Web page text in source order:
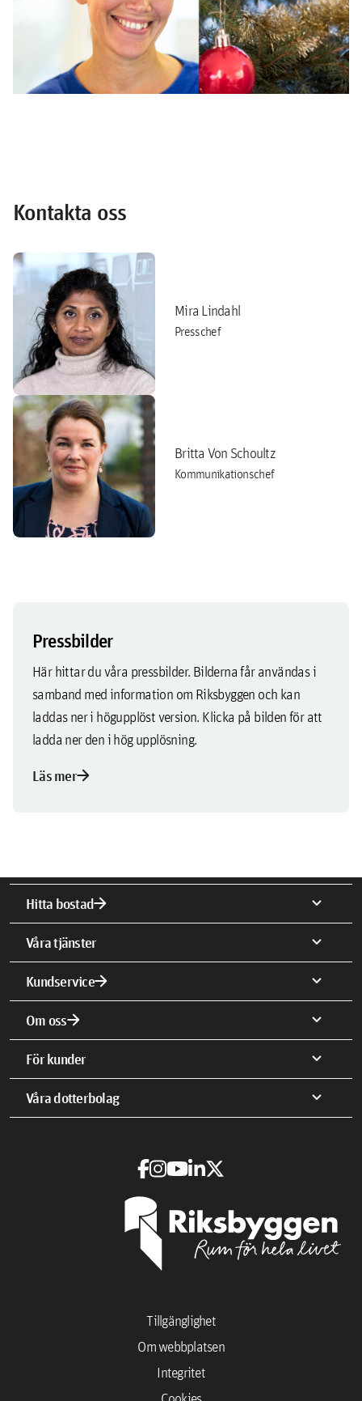
Kontakta oss
Mira Lindahl
Presschef
Britta Von Schoultz
Kommunikationschef
Pressbilder
Här hittar du våra pressbilder. Bilderna får användas i
samband med information om Riksbyggen och kan
laddas ner i högupplöst version. Klicka på bilden för att
ladda ner den i hög upplösning.
Läs merarrow_forward
Hitta bostadarrow_forward expand_more
Våra tjänster expand_more
Kundservicearrow_forward expand_more
Om ossarrow_forward expand_more
För kunder expand_more
Våra dotterbolag expand_more
Integritet
Om webbplatsen
Tillgänglighet